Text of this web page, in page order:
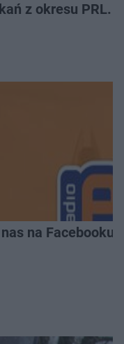
z okresu PRL.
na Facebooku!